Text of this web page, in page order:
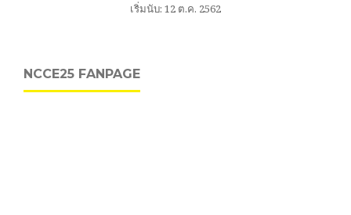
เริ่มนับ: 12 ต.ค. 2562
NCCE25 FANPAGE